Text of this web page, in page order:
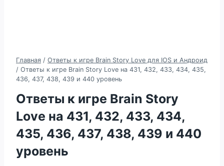
Главная / Ответы к игре Brain Story Love для IOS и Андроид
/ Ответы к игре Brain Story Love на 431, 432, 433, 434, 435,
436, 437, 438, 439 и 440 уровень
Ответы к игре Brain Story
Love на 431, 432, 433, 434,
435, 436, 437, 438, 439 и 440
уровень